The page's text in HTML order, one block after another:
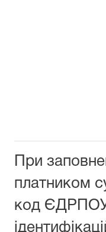
При
платником
код